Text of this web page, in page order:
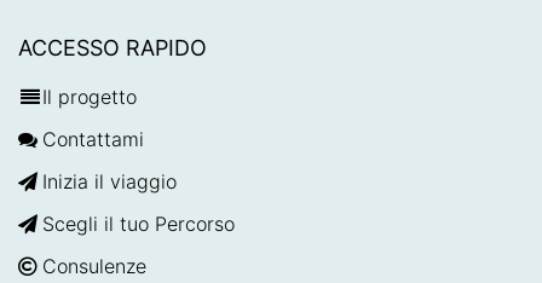
ACCESSO RAPIDO
Il progetto
Contattami
Inizia il viaggio
Scegli il tuo Percorso
Consulenze